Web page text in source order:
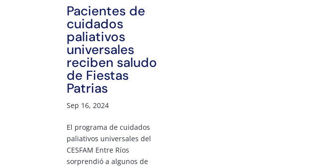
Pacientes de
cuidados
paliativos
universales
reciben saludo
de Fiestas
Patrias
Sep 16, 2024
El programa de cuidados
paliativos universales del
CESFAM Entre Ríos
sorprendió a algunos de